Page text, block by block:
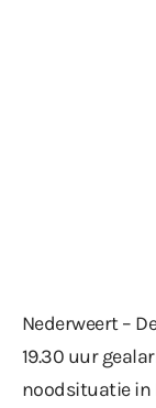
Nederweert –
19.30 uur
noodsituatie in